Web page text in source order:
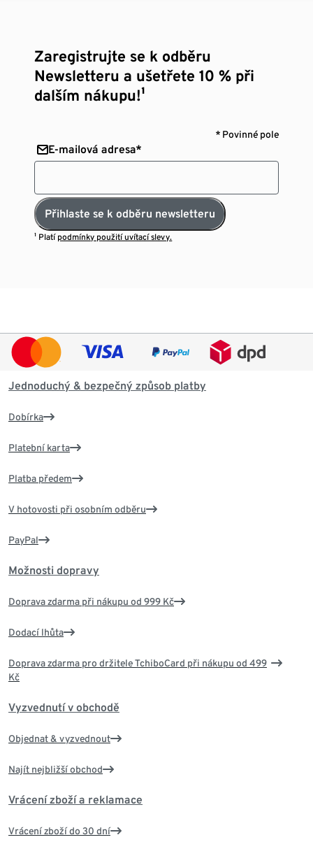
Zaregistrujte se k odběru
Newsletteru a ušetřete 10 % při
dalším nákupu!¹
* Povinné pole
E-mailová adresa*
Přihlaste se k odběru newsletteru
¹ Platí podmínky použití uvítací slevy.
Jednoduchý & bezpečný způsob platby
Dobírka
Platební karta
Platba předem
V hotovosti při osobním odběru
PayPal
Možnosti dopravy
Doprava zdarma při nákupu od 999 Kč
Dodací lhůta
Doprava zdarma pro držitele TchiboCard při nákupu od 499
Kč
Vyzvednutí v obchodě
Objednat & vyzvednout
Najít nejbližší obchod
Vrácení zboží a reklamace
Vrácení zboží do 30 dní